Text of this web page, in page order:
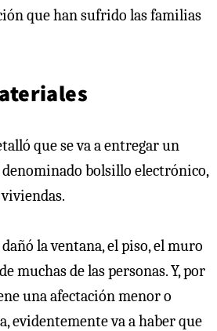
que han sufrido las familias
que se va a entregar un
bolsillo electrónico,
dañó la ventana, el piso, el muro
muchas de las personas. Y, por
una afectación menor o
evidentemente va a haber que